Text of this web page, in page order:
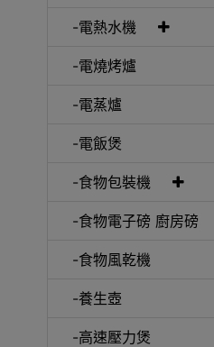
-電熱水機
-電燒烤爐
-電蒸爐
-電飯煲
-食物包裝機
-食物電子磅 廚房磅
-食物風乾機
-養生壺
-高速壓力煲